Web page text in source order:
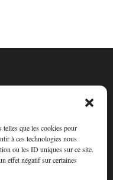
que les cookies pour
à ces technologies nous
ou les ID uniques sur ce site.
effet négatif sur certaines